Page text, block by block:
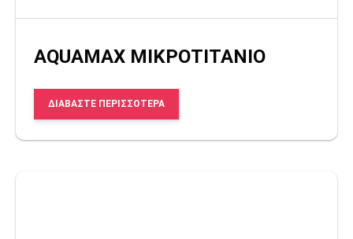
AQUAMAX ΜΙΚΡΟΤΙΤΑΝΙΟ
ΔΙΑΒΆΣΤΕ ΠΕΡΙΣΣΌΤΕΡΑ